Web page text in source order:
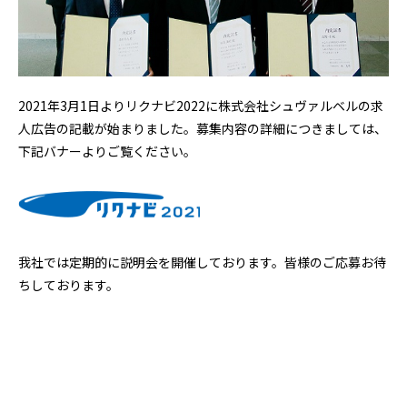
2021年3月1日よりリクナビ2022に株式会社シュヴァルベルの求
人広告の記載が始まりました。募集内容の詳細につきましては、
下記バナーよりご覧ください。
我社では定期的に説明会を開催しております。皆様のご応募お待
ちしております。